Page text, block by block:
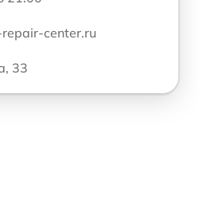
center.ru
33